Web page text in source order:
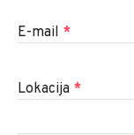
E-mail *
Lokacija *